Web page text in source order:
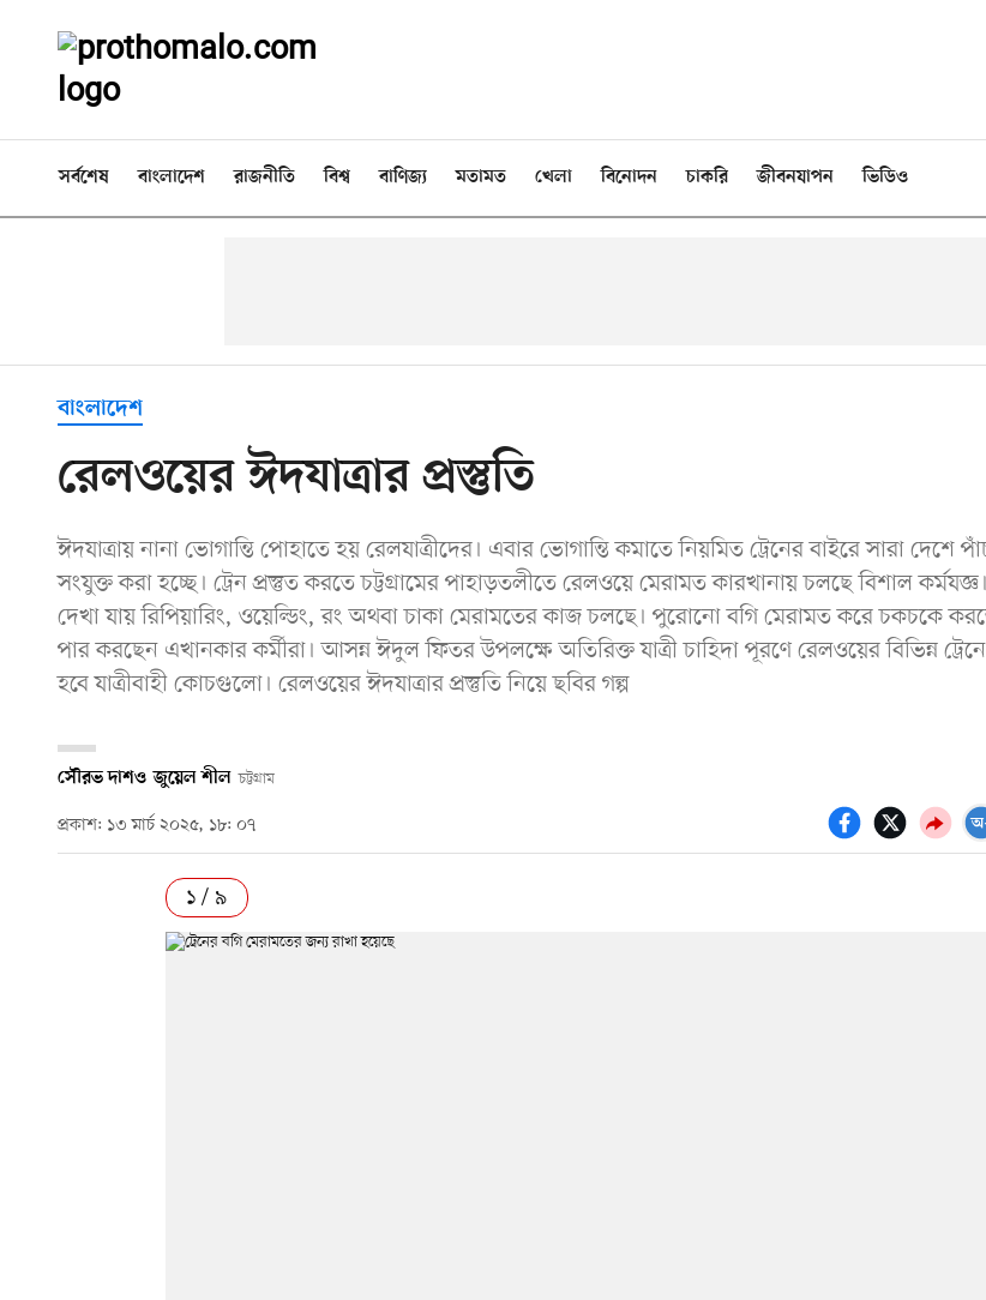
সর্বশেষ বাংলাদেশ রাজনীতি বিশ্ব বাণিজ্য মতামত খেলা বিনোদন চাকরি জীবনযাপন ভিডিও
বাংলাদেশ
রেলওয়ের ঈদযাত্রার প্রস্তুতি
ঈদযাত্রায় নানা ভোগান্তি পোহাতে হয় রেলযাত্রীদের। এবার ভোগান্তি কমাতে নিয়মিত ট্রেনের বাইরে সারা দেশে
সংযুক্ত করা হচ্ছে। ট্রেন প্রস্তুত করতে চট্টগ্রামের পাহাড়তলীতে রেলওয়ে মেরামত কারখানায় চলছে বিশাল
দেখা যায় রিপিয়ারিং, ওয়েল্ডিং, রং অথবা চাকা মেরামতের কাজ চলছে। পুরোনো বগি মেরামত করে চকচকে
পার করছেন এখানকার কর্মীরা। আসন্ন ঈদুল ফিতর উপলক্ষে অতিরিক্ত যাত্রী চাহিদা পূরণে রেলওয়ের বিভিন্ন
হবে যাত্রীবাহী কোচগুলো। রেলওয়ের ঈদযাত্রার প্রস্তুতি নিয়ে ছবির গল্প
সৌরভ দাশও জুয়েল শীল চট্টগ্রাম
প্রকাশ: ১৩ মার্চ ২০২৫, ১৮: ০৭
১ / ৯